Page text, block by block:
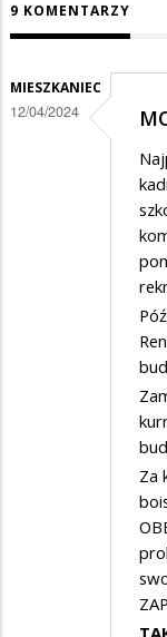
9 KOMENTARZY
MIESZKANIEC
12/04/2024
Za